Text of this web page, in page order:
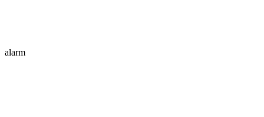
alarm